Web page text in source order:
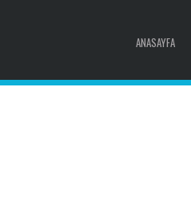
ANASAYFA